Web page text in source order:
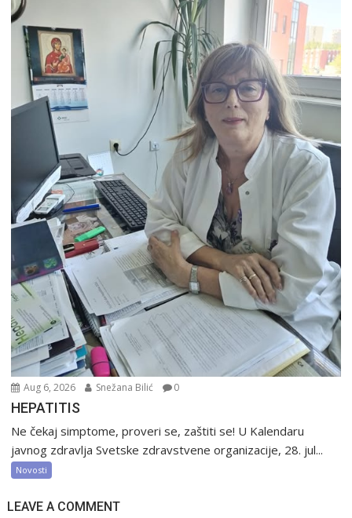
Aug 6, 2026 Snežana Bilić 0
HEPATITIS
Ne čekaj simptome, proveri se, zaštiti se! U Kalendaru
javnog zdravlja Svetske zdravstvene organizacije, 28. jul...
Novosti
LEAVE A COMMENT